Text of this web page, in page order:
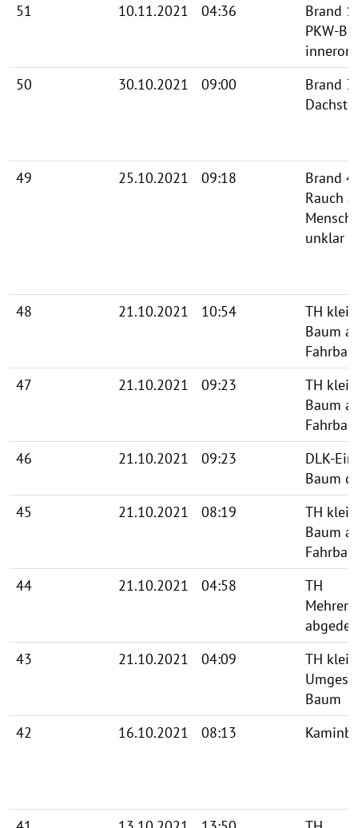
51 10.11.2021 04:36
Brand 1
PKW-
50
30.10.2021 09:00
Brand 3
49 25.10.2021 09:18
Brand 4
Rauch
unklar
48 21.10.2021 10:54
TH klein
Baum
47
21.10.2021 09:23
TH klein
Baum
46
21.10.2021 09:23
DLK-
Baum
45
21.10.2021 08:19
TH klein
Baum
44
21.10.2021 04:58
TH
43
21.10.2021 04:09
TH klein
Baum
42
16.10.2021 08:13